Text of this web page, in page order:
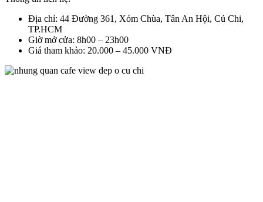
Địa chỉ: 44 Đường 361, Xóm Chùa, Tân An Hội, Củ Chi,
TP.HCM
Giờ mở cửa: 8h00 – 23h00
Giá tham khảo: 20.000 – 45.000 VNĐ